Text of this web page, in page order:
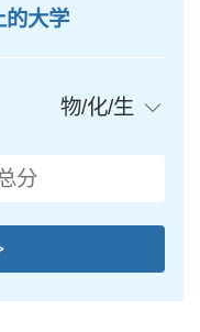
的大学
物/化/生